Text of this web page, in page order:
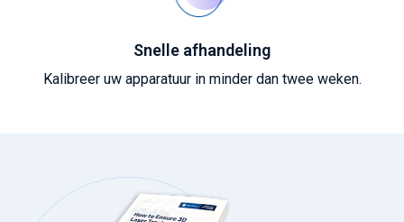
Snelle afhandeling
Kalibreer uw apparatuur in minder dan twee weken.